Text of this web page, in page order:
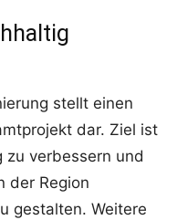
stellt einen
dar. Ziel ist
zu verbessern und
der Region
gestalten. Weitere